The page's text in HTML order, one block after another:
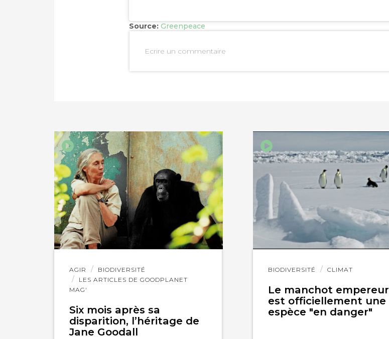
IMPRIMER
Source: Greenpeace
Ecrire un commentaire
AGIR
BIODIVERSITÉ
LES ARTICLES DE GOODPLANET
MAG'
Six mois après sa
disparition, l’héritage de
Jane Goodall
Lire
l'article
BIODIVERSITÉ CLIMAT
Le manchot empereur
est officiellement une
espèce "en danger"
Lire